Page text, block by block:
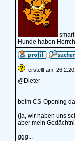
Hunde haben
erstellt am:
@Dieter
beim CS-Opening
(ja, wir haben uns
aber mein
ggg...